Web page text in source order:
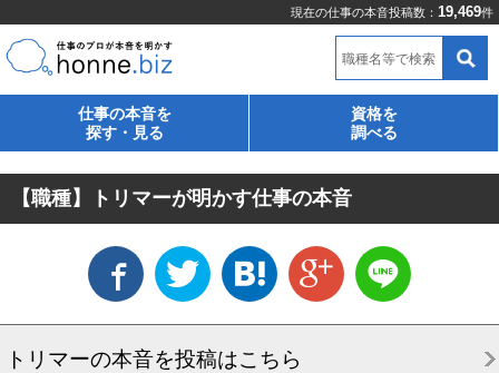
現在の仕事の本音投稿数： 19,469件
職種名等で検索
仕事の本音を
探す・見る
資格を
調べる
【職種】トリマーが明かす仕事の本音
トリマーの本音を投稿はこちら